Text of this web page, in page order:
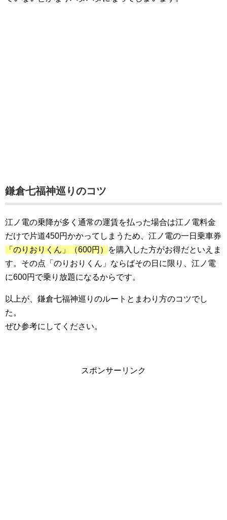
鎌倉七福神巡りのコツ
江ノ電の乗降が多く通常の運賃を払った場合は江ノ電料金
だけで片道450円かかってしまうため、江ノ電の一日乗車券
「のりおりくん」（600円）
を購入した方がお得だといえま
す。その点「のりおりくん」ならばその日に限り、江ノ電
に600円で乗り放題になるからです。
以上が、鎌倉七福神巡りのルートとまわり方のコツでし
た。
ぜひ参考にしてください。
スポンサーリンク